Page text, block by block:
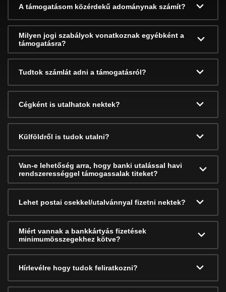
A támogatásom közérdekű adománynak számít?
Milyen jogi szabályok vonatkoznak egyébként a
támogatásra?
Tudtok számlát adni a támogatásról?
Cégként is utalhatok nektek?
Külföldről is tudok utalni?
Van-e lehetőség arra, hogy banki utalással havi
rendszerességgel támogassalak titeket?
Lehet postai csekkel/utalvánnyal fizetni nektek?
Miért vannak a bankkártyás fizetések
minimumösszegekhez kötve?
Hírlevélre hogy tudok feliratkozni?